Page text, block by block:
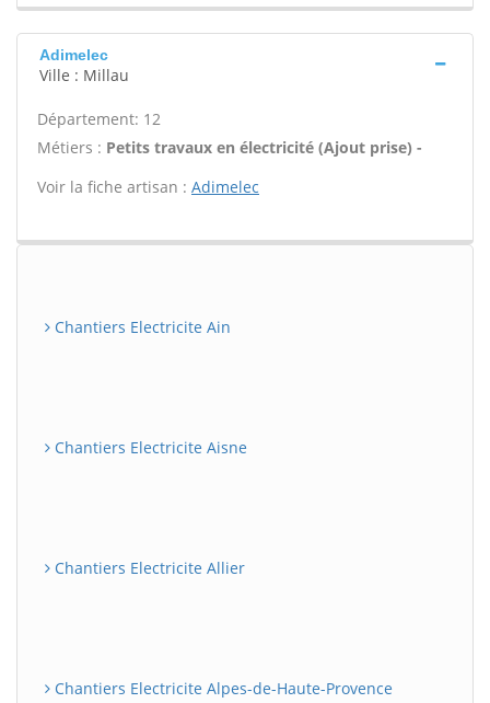
Adimelec
Ville : Millau
Département: 12
Métiers : Petits travaux en électricité (Ajout prise) -
Voir la fiche artisan : Adimelec
Chantiers Electricite Ain
Chantiers Electricite Aisne
Chantiers Electricite Allier
Chantiers Electricite Alpes-de-Haute-Provence